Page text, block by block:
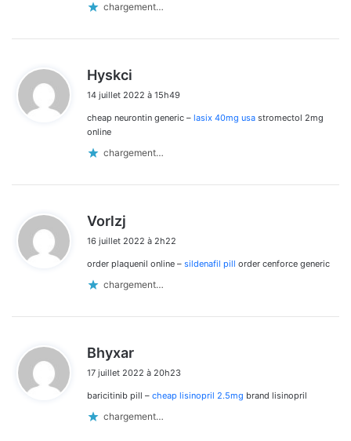
chargement…
Hyskci
t
14 juillet 2022 à 15h49
cheap neurontin generic – lasix 40mg usa stromectol 2mg
online
chargement…
Vorlzj
t
16 juillet 2022 à 2h22
order plaquenil online – sildenafil pill order cenforce generic
chargement…
Bhyxar
t
17 juillet 2022 à 20h23
baricitinib pill – cheap lisinopril 2.5mg brand lisinopril
chargement…